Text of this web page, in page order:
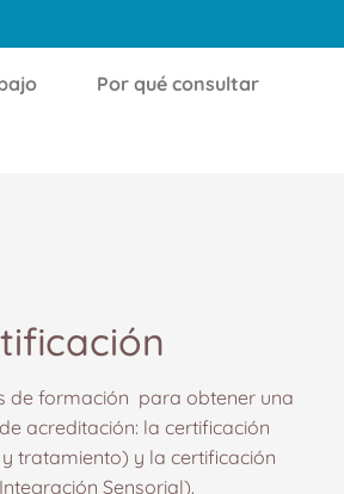
Por qué consultar
de formación para obtener una
acreditación: la certificación
tratamiento) y la certificación
Sensorial).